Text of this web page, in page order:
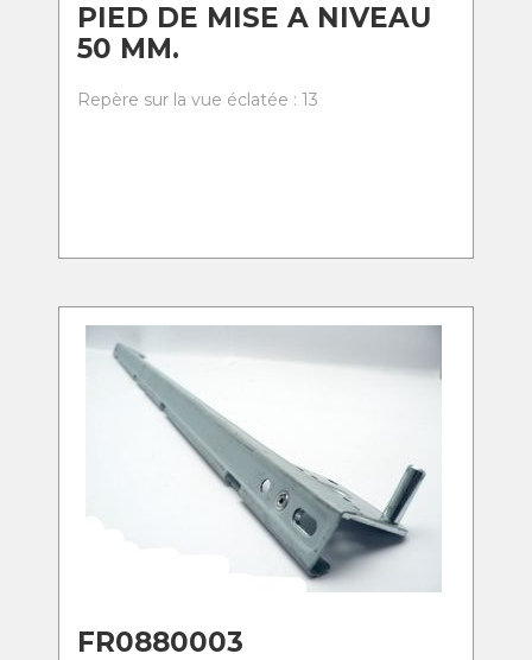
PIED DE MISE A NIVEAU
50 MM.
Repère sur la vue éclatée : 13
FR0880003